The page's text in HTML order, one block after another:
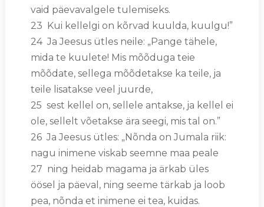
vaid päevavalgele tulemiseks.
23 Kui kellelgi on kõrvad kuulda, kuulgu!”
24 Ja Jeesus ütles neile: „Pange tähele,
mida te kuulete! Mis mõõduga teie
mõõdate, sellega mõõdetakse ka teile, ja
teile lisatakse veel juurde,
25 sest kellel on, sellele antakse, ja kellel ei
ole, sellelt võetakse ära seegi, mis tal on.”
26 Ja Jeesus ütles: „Nõnda on Jumala riik:
nagu inimene viskab seemne maa peale
27 ning heidab magama ja ärkab üles
öösel ja päeval, ning seeme tärkab ja loob
pea, nõnda et inimene ei tea, kuidas.